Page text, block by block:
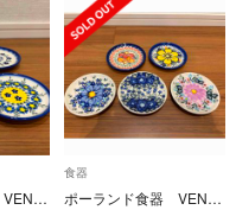
ポーランド食器 VENA社 小皿4枚セット
食器
ポーランド食器 VENA社 小皿5枚セット